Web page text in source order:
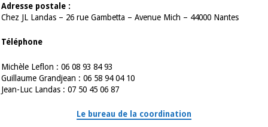
Adresse postale :
Chez JL Landas – 26 rue Gambetta – Avenue Mich – 44000 Nantes
Téléphone
Michèle Leflon : 06 08 93 84 93
Guillaume Grandjean : 06 58 94 04 10
Jean-Luc Landas : 07 50 45 06 87
Le bureau de la coordination